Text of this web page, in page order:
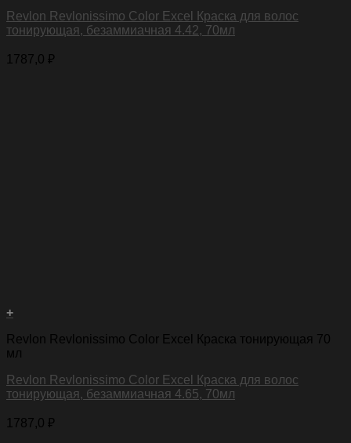
Revlon Revlonissimo Color Excel Краска для волос
тонирующая, безаммиачная 4.42, 70мл
1787,0 ₽
+
Revlon Revlonissimo Color Excel Краска тонирующая 70
мл
Revlon Revlonissimo Color Excel Краска для волос
тонирующая, безаммиачная 4.65, 70мл
1787,0 ₽